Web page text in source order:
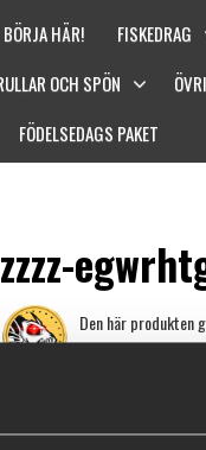
HÄR! FISKEDRAG
OCH SPÖN
FÖDELSEDAGS PAKET
Den här produkten
Vad är detta?
229 kr